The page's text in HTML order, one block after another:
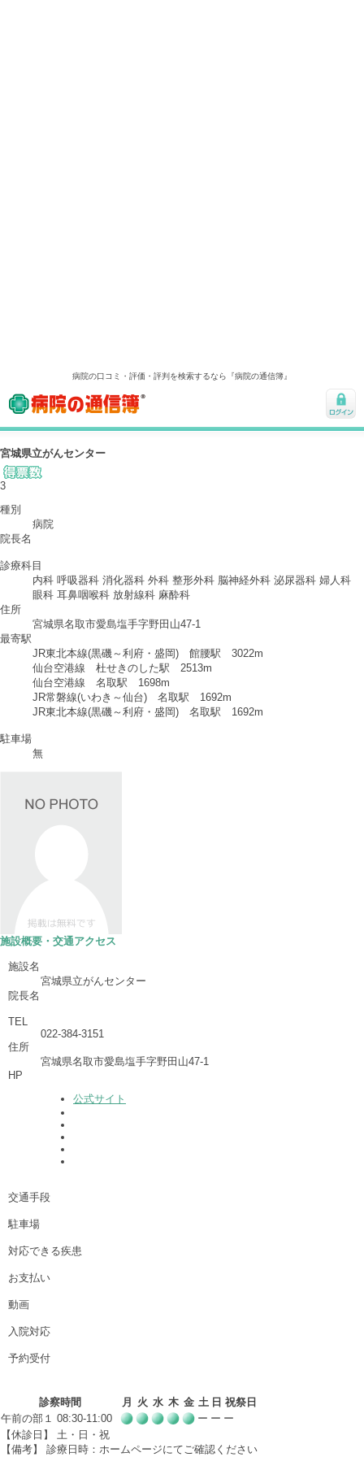
病院の口コミ・評価・評判を検索するなら『病院の通信簿』
病院の通信簿
ログ
宮城県立がんセンター
3
種別
病院
院長名
診療科目
内科 呼吸器科 消化器科 外科 整形外科 脳神経外科 泌尿器科 婦人科
眼科 耳鼻咽喉科 放射線科 麻酔科
住所
宮城県名取市愛島塩手字野田山47-1
最寄駅
JR東北本線(黒磯～利府・盛岡) 館腰駅 3022m
仙台空港線 杜せきのした駅 2513m
仙台空港線 名取駅 1698m
JR常磐線(いわき～仙台) 名取駅 1692m
JR東北本線(黒磯～利府・盛岡) 名取駅 1692m
駐車場
無
施設概要・交通アクセス
施設名
宮城県立がんセンター
院長名
TEL
022-384-3151
住所
宮城県名取市愛島塩手字野田山47-1
HP
公式サイト
交通手段
駐車場
対応できる疾患
お支払い
動画
入院対応
予約受付
診察時間 月 火 水 木 金 土 日 祝祭日
午前の部１ 08:30-11:00
ー ー ー
【休診日】 土・日・祝
【備考】 診療日時：ホームページにてご確認ください